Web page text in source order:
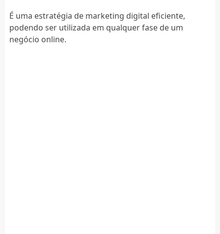
É uma estratégia de marketing digital eficiente,
podendo ser utilizada em qualquer fase de um
negócio online.